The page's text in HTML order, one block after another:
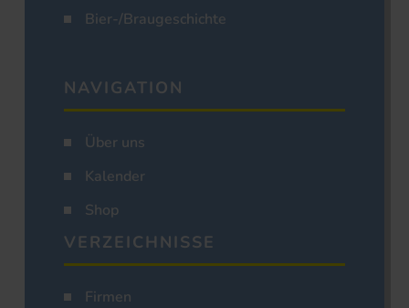
Bier-/Braugeschichte
NAVIGATION
Über uns
Kalender
Shop
VERZEICHNISSE
Firmen